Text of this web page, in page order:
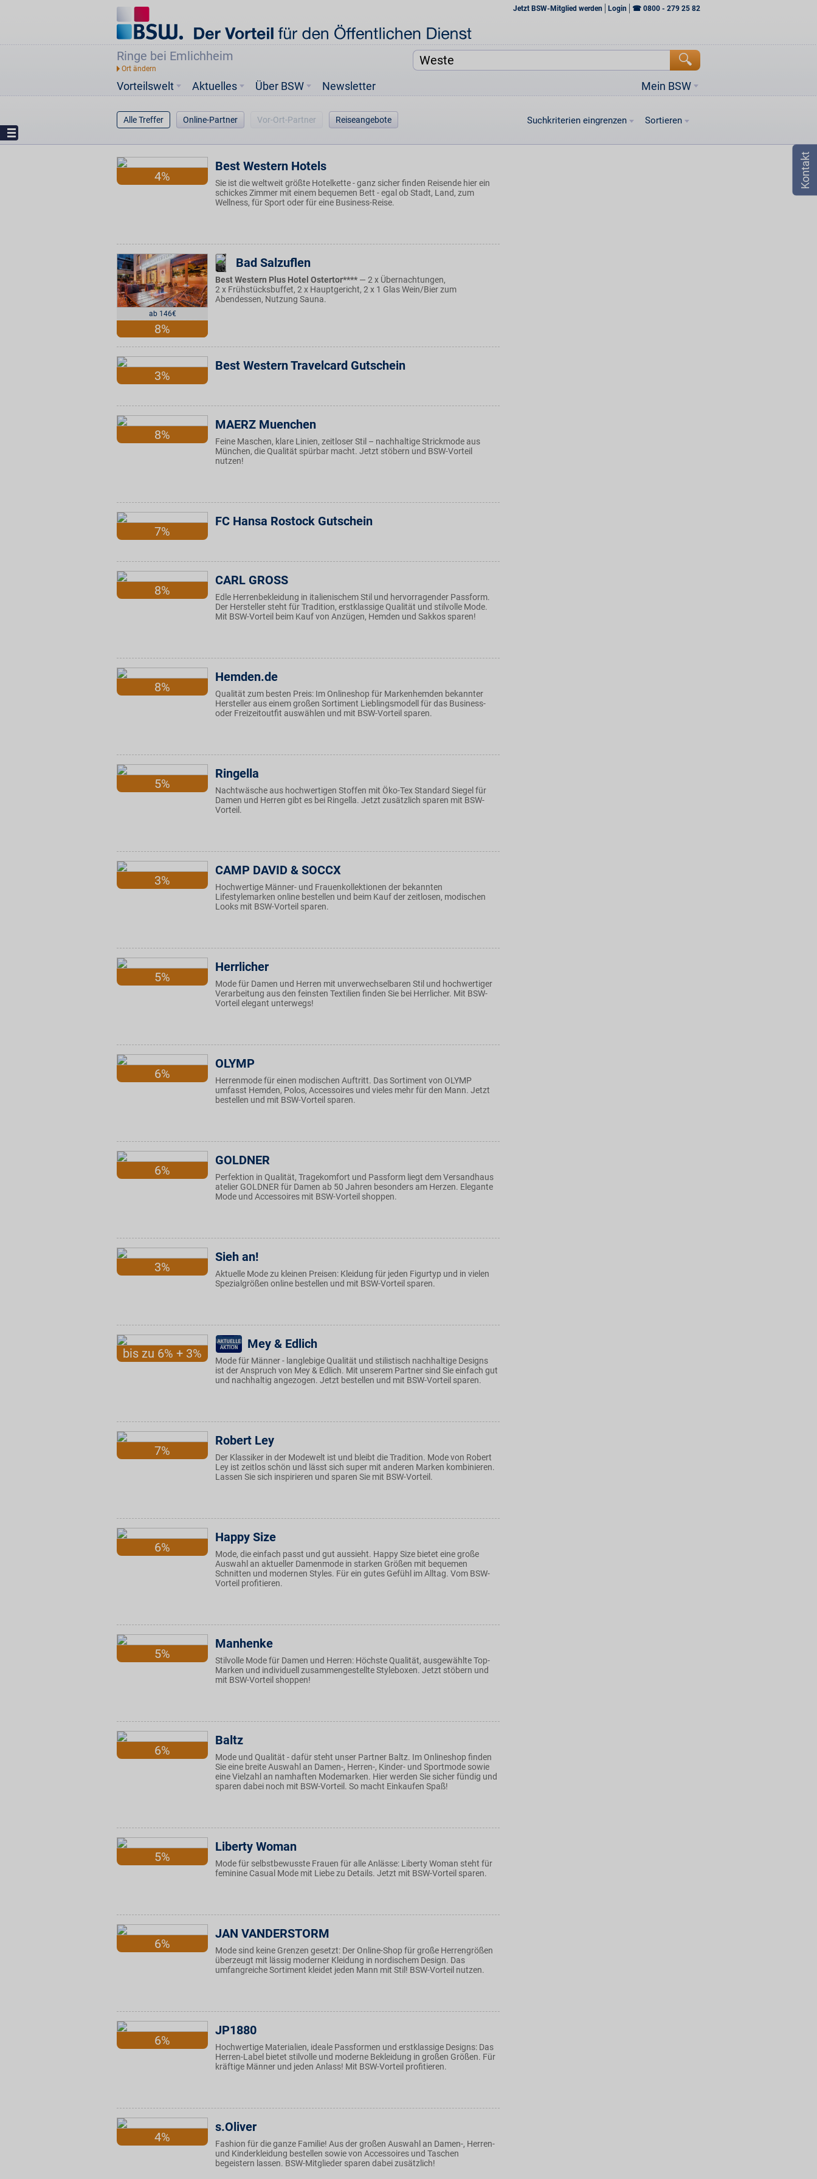
Jetzt BSW-Mitglied werden Login ☎ 0800 - 279 25 82
Ringe bei Emlichheim
Vorteilswelt Mein BSW
Aktuelles Über BSW Newsletter
Alle Treffer Online-Partner Vor-Ort-Partner Reiseangebote Suchkriterien eingrenzen Sortieren
4%
Best Western Hotels
Sie ist die weltweit größte Hotelkette - ganz sicher finden Reisende hier ein
schickes Zimmer mit einem bequemen Bett - egal ob Stadt, Land, zum
Wellness, für Sport oder für eine Business-Reise.
ab 146€
8%
Bad Salzuflen
Best Western Plus Hotel Ostertor**** — 2 x Übernachtungen,
2 x Frühstücksbuffet, 2 x Hauptgericht, 2 x 1 Glas Wein/Bier zum
Abendessen, Nutzung Sauna.
3%
Best Western Travelcard Gutschein
8%
MAERZ Muenchen
Feine Maschen, klare Linien, zeitloser Stil – nachhaltige Strickmode aus
München, die Qualität spürbar macht. Jetzt stöbern und BSW-Vorteil
nutzen!
7%
FC Hansa Rostock Gutschein
8%
CARL GROSS
Edle Herrenbekleidung in italienischem Stil und hervorragender Passform.
Der Hersteller steht für Tradition, erstklassige Qualität und stilvolle Mode.
Mit BSW-Vorteil beim Kauf von Anzügen, Hemden und Sakkos sparen!
8%
Hemden.de
Qualität zum besten Preis: Im Onlineshop für Markenhemden bekannter
Hersteller aus einem großen Sortiment Lieblingsmodell für das Business-
oder Freizeitoutfit auswählen und mit BSW-Vorteil sparen.
5%
Ringella
Nachtwäsche aus hochwertigen Stoffen mit Öko-Tex Standard Siegel für
Damen und Herren gibt es bei Ringella. Jetzt zusätzlich sparen mit BSW-
Vorteil.
3%
CAMP DAVID & SOCCX
Hochwertige Männer- und Frauenkollektionen der bekannten
Lifestylemarken online bestellen und beim Kauf der zeitlosen, modischen
Looks mit BSW-Vorteil sparen.
5%
Herrlicher
Mode für Damen und Herren mit unverwechselbaren Stil und hochwertiger
Verarbeitung aus den feinsten Textilien finden Sie bei Herrlicher. Mit BSW-
Vorteil elegant unterwegs!
6%
OLYMP
Herrenmode für einen modischen Auftritt. Das Sortiment von OLYMP
umfasst Hemden, Polos, Accessoires und vieles mehr für den Mann. Jetzt
bestellen und mit BSW-Vorteil sparen.
6%
GOLDNER
Perfektion in Qualität, Tragekomfort und Passform liegt dem Versandhaus
atelier GOLDNER für Damen ab 50 Jahren besonders am Herzen. Elegante
Mode und Accessoires mit BSW-Vorteil shoppen.
3%
Sieh an!
Aktuelle Mode zu kleinen Preisen: Kleidung für jeden Figurtyp und in vielen
Spezialgrößen online bestellen und mit BSW-Vorteil sparen.
bis zu 6% + 3%
Mey & Edlich
Mode für Männer - langlebige Qualität und stilistisch nachhaltige Designs
ist der Anspruch von Mey & Edlich. Mit unserem Partner sind Sie einfach gut
und nachhaltig angezogen. Jetzt bestellen und mit BSW-Vorteil sparen.
7%
Robert Ley
Der Klassiker in der Modewelt ist und bleibt die Tradition. Mode von Robert
Ley ist zeitlos schön und lässt sich super mit anderen Marken kombinieren.
Lassen Sie sich inspirieren und sparen Sie mit BSW-Vorteil.
6%
Happy Size
Mode, die einfach passt und gut aussieht. Happy Size bietet eine große
Auswahl an aktueller Damenmode in starken Größen mit bequemen
Schnitten und modernen Styles. Für ein gutes Gefühl im Alltag. Vom BSW-
Vorteil profitieren.
5%
Manhenke
Stilvolle Mode für Damen und Herren: Höchste Qualität, ausgewählte Top-
Marken und individuell zusammengestellte Styleboxen. Jetzt stöbern und
mit BSW-Vorteil shoppen!
6%
Baltz
Mode und Qualität - dafür steht unser Partner Baltz. Im Onlineshop finden
Sie eine breite Auswahl an Damen-, Herren-, Kinder- und Sportmode sowie
eine Vielzahl an namhaften Modemarken. Hier werden Sie sicher fündig und
sparen dabei noch mit BSW-Vorteil. So macht Einkaufen Spaß!
5%
Liberty Woman
Mode für selbstbewusste Frauen für alle Anlässe: Liberty Woman steht für
feminine Casual Mode mit Liebe zu Details. Jetzt mit BSW-Vorteil sparen.
6%
JAN VANDERSTORM
Mode sind keine Grenzen gesetzt: Der Online-Shop für große Herrengrößen
überzeugt mit lässig moderner Kleidung in nordischem Design. Das
umfangreiche Sortiment kleidet jeden Mann mit Stil! BSW-Vorteil nutzen.
6%
JP1880
Hochwertige Materialien, ideale Passformen und erstklassige Designs: Das
Herren-Label bietet stilvolle und moderne Bekleidung in großen Größen. Für
kräftige Männer und jeden Anlass! Mit BSW-Vorteil profitieren.
4%
s.Oliver
Fashion für die ganze Familie! Aus der großen Auswahl an Damen-, Herren-
und Kinderkleidung bestellen sowie von Accessoires und Taschen
begeistern lassen. BSW-Mitglieder sparen dabei zusätzlich!